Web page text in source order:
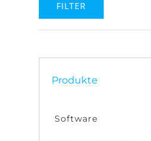
Preis
Preis
FILTER
Produkte
Software